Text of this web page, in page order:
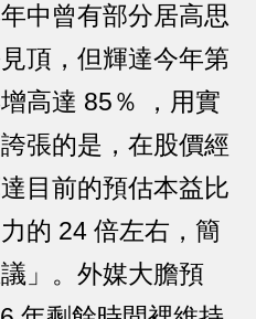
中曾有部分居高思
頂，但輝達今年第
高達 85％ ，用實
張的是，在股價經
目前的預估本益比
的 24 倍左右，簡
」。外媒大膽預